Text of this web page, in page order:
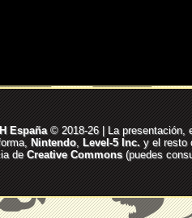
España© 2018-26 | La presentación,
Nintendo, Level-5 Inc. y el resto
deCreative Commons(puedes